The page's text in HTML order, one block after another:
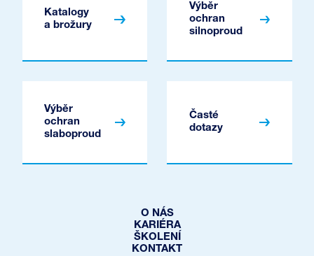
Katalogy
a brožury
Výběr
ochran
silnoproud
Výběr
ochran
slaboproud
Časté
dotazy
O NÁS
KARIÉRA
ŠKOLENÍ
KONTAKT